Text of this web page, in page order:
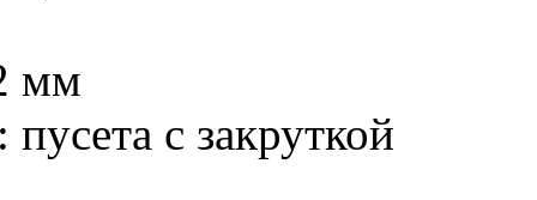
мм
с закруткой